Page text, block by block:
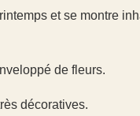
et se montre
de fleurs.
décoratives.